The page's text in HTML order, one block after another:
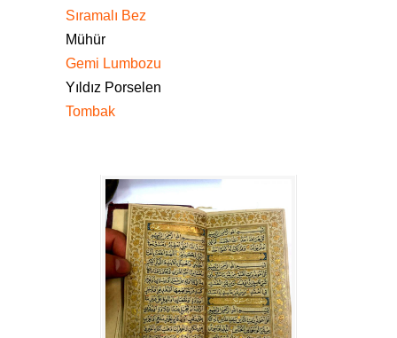
Sıramalı Bez
Mühür
Gemi Lumbozu
Yıldız Porselen
Tombak